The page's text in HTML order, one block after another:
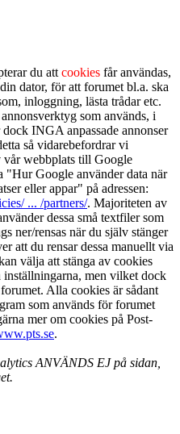
du att cookies får användas,
dator, för att forumet bl.a. ska
inloggning, lästa trådar etc.
som används, i
INGA anpassade annonser
så vidarebefordrar vi
webbplats till Google
"Hur Google använder data när
eller appar" på adressen:
... /partners/. Majoriteten av
dessa små textfiler som
ner/rensas när du själv stänger
att du rensar dessa manuellt via
välja att stänga av cookies
men vilket dock
Alla cookies är sådant
som används för forumet
mer om cookies på Post-
.
ANVÄNDS EJ på sidan,